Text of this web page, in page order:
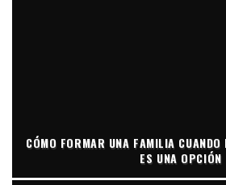
CÓMO FORMAR UNA FAMILIA
ES UNA OPCIÓN